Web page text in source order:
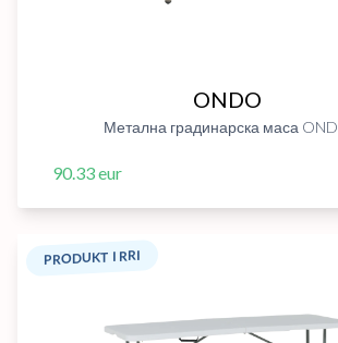
ONDO
Метална градинарска маса
90.33 eur
PRODUKT I RRI